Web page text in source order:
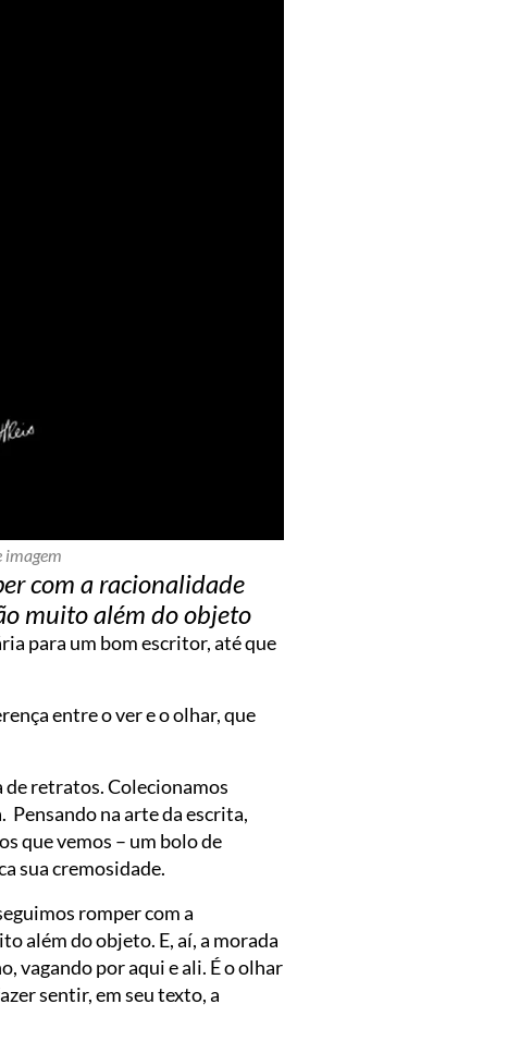
imagem
com a racionalidade
muito além do objeto
para um bom escritor, até que
entre o ver e o olhar, que
de retratos. Colecionamos
Pensando na arte da escrita,
que vemos – um bolo de
sua cremosidade.
romper com a
além do objeto. E, aí, a morada
vagando por aqui e ali. É o olhar
sentir, em seu texto, a